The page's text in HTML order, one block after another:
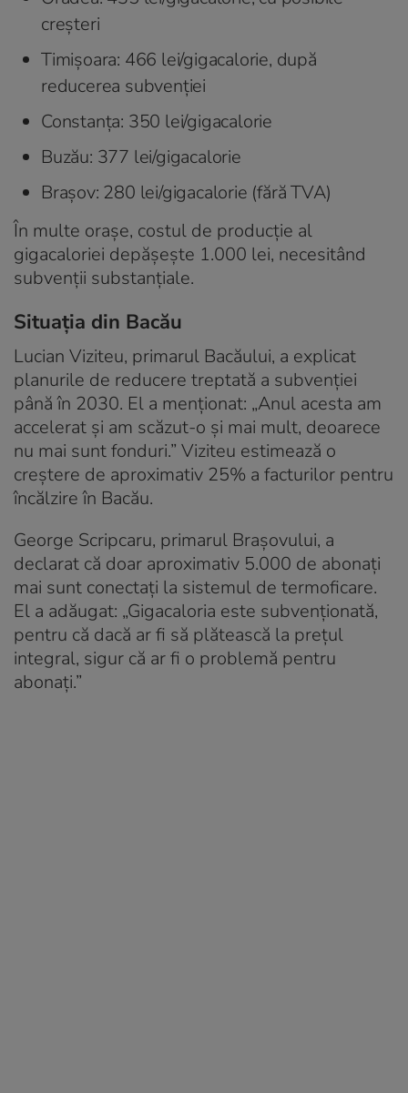
creșteri
Timișoara: 466 lei/gigacalorie, după
reducerea subvenției
Constanța: 350 lei/gigacalorie
Buzău: 377 lei/gigacalorie
Brașov: 280 lei/gigacalorie (fără TVA)
În multe orașe, costul de producție al
gigacaloriei depășește 1.000 lei, necesitând
subvenții substanțiale.
Situația din Bacău
Lucian Viziteu, primarul Bacăului, a explicat
planurile de reducere treptată a subvenției
până în 2030. El a menționat: „Anul acesta am
accelerat și am scăzut-o și mai mult, deoarece
nu mai sunt fonduri.” Viziteu estimează o
creștere de aproximativ 25% a facturilor pentru
încălzire în Bacău.
George Scripcaru, primarul Brașovului, a
declarat că doar aproximativ 5.000 de abonați
mai sunt conectați la sistemul de termoficare.
El a adăugat: „Gigacaloria este subvenționată,
pentru că dacă ar fi să plătească la prețul
integral, sigur că ar fi o problemă pentru
abonați.”